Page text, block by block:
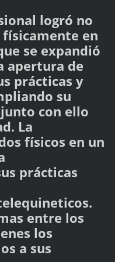
logró no
en
se expandió
apertura de
prácticas y
su
con ello
La
físicos en un
prácticas
entre los
los
a sus